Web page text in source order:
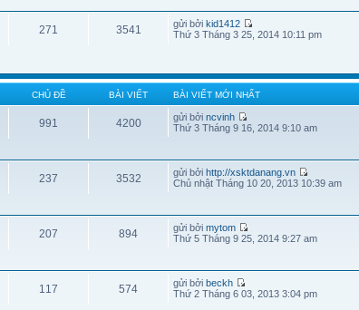
271 3541 gửi bởikid1412
Thứ 3 Tháng 3 25, 2014 10:11 pm
CHỦ ĐỀ BÀI VIẾT BÀI VIẾT MỚI NHẤT
991 4200 gửi bởincvinh
Thứ 3 Tháng 9 16, 2014 9:10 am
237 3532 gửi bởihttp://xsktdanang.vn
Chủ nhật Tháng 10 20, 2013 10:39 am
207 894 gửi bởimytom
Thứ 5 Tháng 9 25, 2014 9:27 am
117 574 gửi bởibeckh
Thứ 2 Tháng 6 03, 2013 3:04 pm